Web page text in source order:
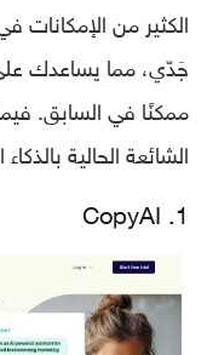
الكثير من
جَدّي، مما يساعدك
ممكنًا في السابق.
الشائعة الحالية
1. CopyAI